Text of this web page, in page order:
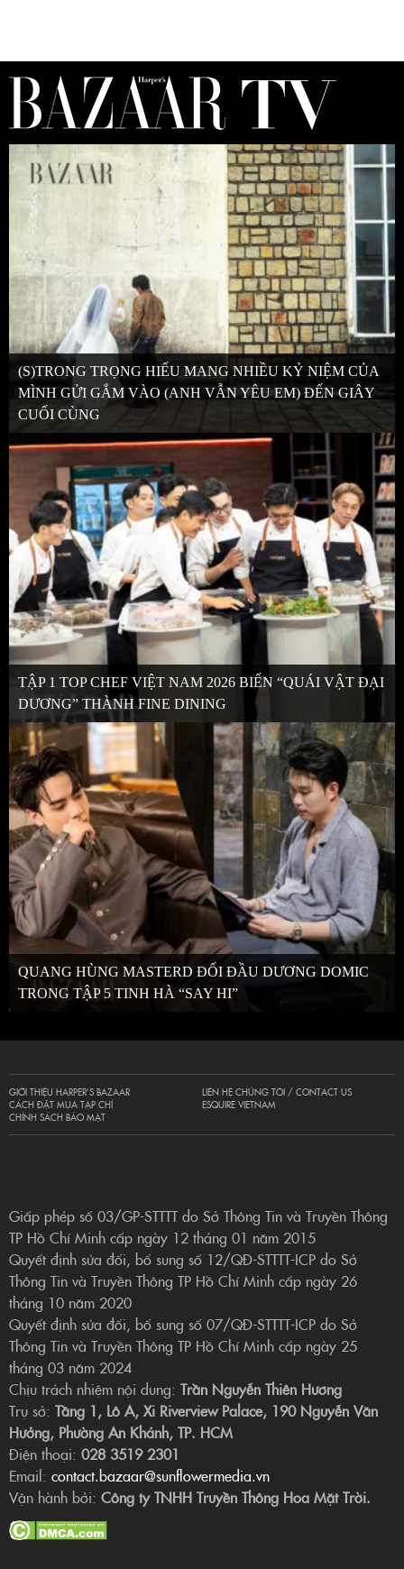
(S)TRONG TRỌNG HIẾU MANG NHIỀU KỶ NIỆM CỦA
MÌNH GỬI GẮM VÀO (ANH VẪN YÊU EM) ĐẾN GIÂY
CUỐI CÙNG
TẬP 1 TOP CHEF VIỆT NAM 2026 BIẾN “QUÁI VẬT ĐẠI
DƯƠNG” THÀNH FINE DINING
QUANG HÙNG MASTERD ĐỐI ĐẦU DƯƠNG DOMIC
TRONG TẬP 5 TINH HÀ “SAY HI”
GIỚI THIỆU HARPER’S BAZAAR
CÁCH ĐẶT MUA TẠP CHÍ
CHÍNH SÁCH BẢO MẬT
LIÊN HỆ CHÚNG TÔI / CONTACT US
ESQUIRE VIETNAM
Giấp phép số 03/GP-STTTT do Sở Thông Tin và Truyền Thông
TP Hồ Chí Minh cấp ngày 12 tháng 01 năm 2015
Quyết định sửa đổi, bổ sung số 12/QĐ-STTTT-ICP do Sở
Thông Tin và Truyền Thông TP Hồ Chí Minh cấp ngày 26
tháng 10 năm 2020
Quyết định sửa đổi, bổ sung số 07/QĐ-STTTT-ICP do Sở
Thông Tin và Truyền Thông TP Hồ Chí Minh cấp ngày 25
tháng 03 năm 2024
Chịu trách nhiệm nội dung: Trần Nguyễn Thiên Hương
Trụ sở: Tầng 1, Lô A, Xi Riverview Palace, 190 Nguyễn Văn
Hưởng, Phường An Khánh, TP. HCM
Điện thoại: 028 3519 2301
Email: contact.bazaar@sunflowermedia.vn
Vận hành bởi: Công ty TNHH Truyền Thông Hoa Mặt Trời.